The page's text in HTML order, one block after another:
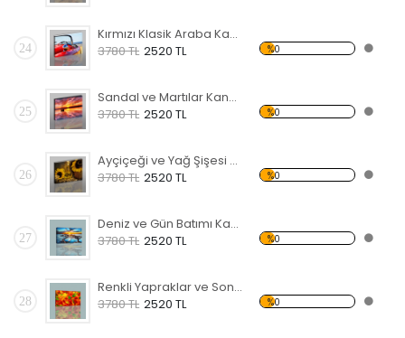
24
Kırmızı Klasik Araba Kanvas Tablo
3780 TL 2520 TL %0
25
Sandal ve Martılar Kanvas Tablo
3780 TL 2520 TL %0
26
Ayçiçeği ve Yağ Şişesi Temalı Kanvas Tablo
3780 TL 2520 TL %0
27
Deniz ve Gün Batımı Kanvas Tablo
3780 TL 2520 TL %0
28
Renkli Yapraklar ve Sonbahar Kanvas Tablo
3780 TL 2520 TL %0